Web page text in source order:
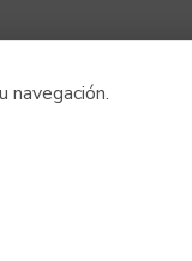
navegación.